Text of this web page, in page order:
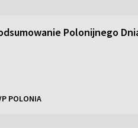
Polonijnego
POLONIA